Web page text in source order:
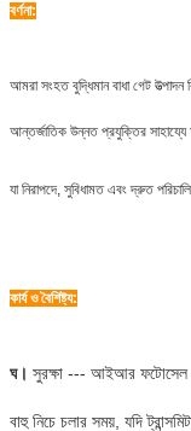
বর্ণনা:
আমরা সংহত বুদ্ধিমান বাধা গেট উত্পাদন
আন্তর্জাতিক উন্নত প্রযুক্তির সাহায্যে
যা নিরাপদে, সুবিধামত এবং দ্রুত
কার্য ও বৈশিষ্ট্য:
ঘ। সুরক্ষা --- আইআর ফটোসেল
বাহু নিচে চলার সময়, যদি